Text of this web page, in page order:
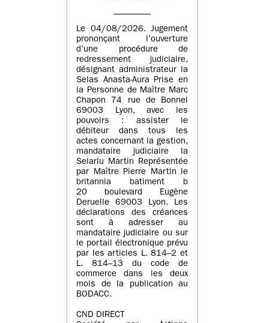
Le 04/08/2026. Jugement
prononçant l’ouverture
d’une procédure de
redressement judiciaire,
désignant administrateur la
Selas Anasta-Aura Prise en
la Personne de Maître Marc
Chapon 74 rue de Bonnel
69003 Lyon, avec les
pouvoirs : assister le
débiteur dans tous les
actes concernant la gestion,
mandataire judiciaire la
Selarlu Martin Représentée
par Maître Pierre Martin le
britannia batiment b
20 boulevard Eugène
Deruelle 69003 Lyon. Les
déclarations des créances
sont à adresser au
mandataire judiciaire ou sur
le portail électronique prévu
par les articles L. 814–2 et
L. 814–13 du code de
commerce dans les deux
mois de la publication au
BODACC.
CND DIRECT